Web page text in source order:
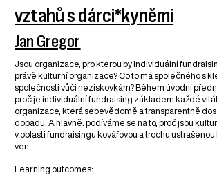
vztahů s dárci*kyněmi
Jan Gregor
Jsou organizace, pro kterou by individuální
právě kulturní organizace? Co to má společného s
společnosti vůči neziskovkám? Během úvodní
proč je individuální fundraising základem každé
organizace, která sebevědomě a transparentně
dopadu. A hlavně: podíváme se na to, proč jsou
v oblasti fundraisingu kovářovou a trochu ustrašenou
ven.
Learning outcomes: